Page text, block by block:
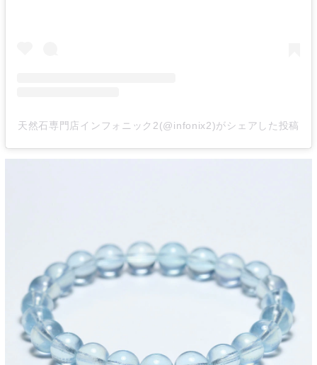
天然石専門店インフォニック2(@infonix2)がシェアした投稿